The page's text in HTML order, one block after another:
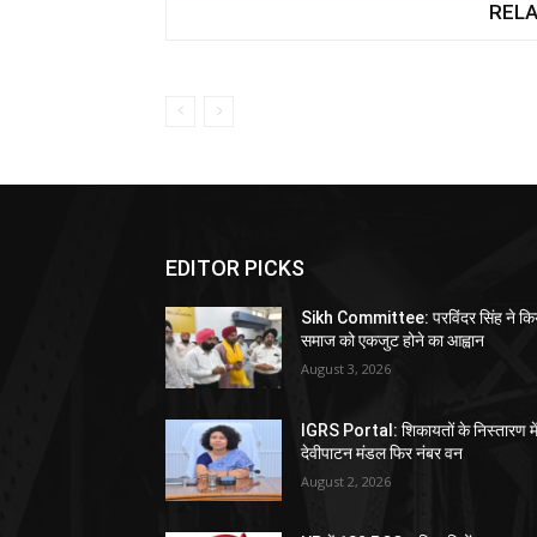
EDITOR PICKS
Sikh Committee: परविंदर सिंह ने
समाज को एकजुट होने का आह्वान
August 3, 2026
IGRS Portal: शिकायतों के निस्तारण
देवीपाटन मंडल फिर नंबर वन
August 2, 2026